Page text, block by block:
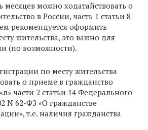
месяцев можно ходатайствовать о
в России, часть 1 статьи 8
рекомендуется оформить
жительства, это важно для
(по возможности).
по месту жительства
о приеме в гражданство
части 2 статьи 14 Федерального
N 62-ФЗ «О гражданстве
т.е. наличия гражданства